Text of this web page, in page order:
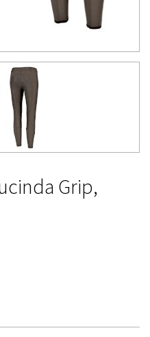
Grip,